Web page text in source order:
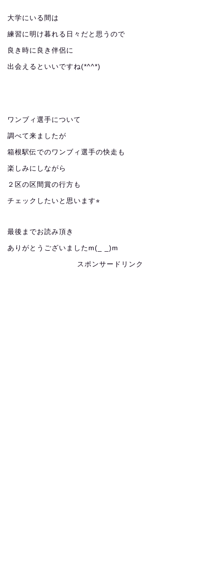
大学にいる間は
練習に明け暮れる日々だと思うので
良き時に良き伴侶に
出会えるといいですね(*^^*)
ワンブィ選手について
調べて来ましたが
箱根駅伝でのワンブィ選手の快走も
楽しみにしながら
２区の区間賞の行方も
チェックしたいと思います⭐︎
最後までお読み頂き
ありがとうございましたm(_ _)m
スポンサードリンク